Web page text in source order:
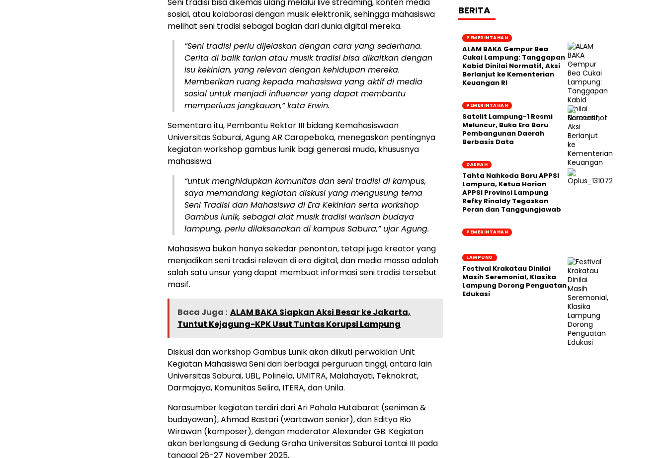
Seni tradisi bisa dikemas ulang melalui live streaming, konten media
sosial, atau kolaborasi dengan musik elektronik, sehingga mahasiswa
melihat seni tradisi sebagai bagian dari dunia digital mereka.
“Seni tradisi perlu dijelaskan dengan cara yang sederhana.
Cerita di balik tarian atau musik tradisi bisa dikaitkan dengan
isu kekinian, yang relevan dengan kehidupan mereka.
Memberikan ruang kepada mahasiswa yang aktif di media
sosial untuk menjadi influencer yang dapat membantu
memperluas jangkauan,” kata Erwin.
Sementara itu, Pembantu Rektor III bidang Kemahasiswaan
Universitas Saburai, Agung AR Carapeboka, menegaskan pentingnya
kegiatan workshop gambus lunik bagi generasi muda, khususnya
mahasiswa.
“untuk menghidupkan komunitas dan seni tradisi di kampus,
saya memandang kegiatan diskusi yang mengusung tema
Seni Tradisi dan Mahasiswa di Era Kekinian serta workshop
Gambus lunik, sebagai alat musik tradisi warisan budaya
lampung, perlu dilaksanakan di kampus Sabura,” ujar Agung.
Mahasiswa bukan hanya sekedar penonton, tetapi juga kreator yang
menjadikan seni tradisi relevan di era digital, dan media massa adalah
salah satu unsur yang dapat membuat informasi seni tradisi tersebut
masif.
Baca Juga : ALAM BAKA Siapkan Aksi Besar ke Jakarta,
Tuntut Kejagung-KPK Usut Tuntas Korupsi Lampung
Diskusi dan workshop Gambus Lunik akan diikuti perwakilan Unit
Kegiatan Mahasiswa Seni dari berbagai perguruan tinggi, antara lain
Universitas Saburai, UBL, Polinela, UMITRA, Malahayati, Teknokrat,
Darmajaya, Komunitas Selira, ITERA, dan Unila.
Narasumber kegiatan terdiri dari Ari Pahala Hutabarat (seniman &
budayawan), Ahmad Bastari (wartawan senior), dan Editya Rio
Wirawan (komposer), dengan moderator Alexander GB. Kegiatan
akan berlangsung di Gedung Graha Universitas Saburai Lantai III pada
tanggal 26-27 November 2025.
BERITA
PEMERINTAHAN
ALAM BAKA Gempur Bea
Cukai Lampung: Tanggapan
Kabid Dinilai Normatif, Aksi
Berlanjut ke Kementerian
Keuangan RI
PEMERINTAHAN
Satelit Lampung-1 Resmi
Meluncur, Buka Era Baru
Pembangunan Daerah
Berbasis Data
DAERAH
Tahta Nahkoda Baru APPSI
Lampura, Ketua Harian
APPSI Provinsi Lampung
Refky Rinaldy Tegaskan
Peran dan Tanggungjawab
PEMERINTAHAN
LAMPUNG
Festival Krakatau Dinilai
Masih Seremonial, Klasika
Lampung Dorong Penguatan
Edukasi